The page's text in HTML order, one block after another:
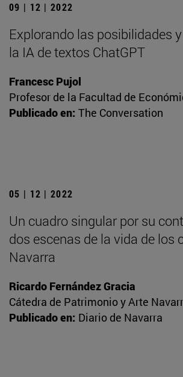
09 | 12 | 2022
Explorando las posibilidades
la IA de textos ChatGPT
Francesc Pujol
Profesor de la Facultad de
Publicado en: The Conversation
05 | 12 | 2022
Un cuadro singular por su
dos escenas de la vida de los
Navarra
Ricardo Fernández Gracia
Cátedra de Patrimonio y Arte
Publicado en: Diario de Navarra